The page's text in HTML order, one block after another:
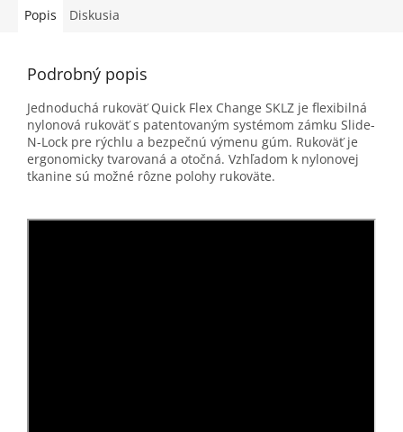
Popis Diskusia
Podrobný popis
Jednoduchá rukoväť Quick Flex Change SKLZ je flexibilná
nylonová rukoväť s patentovaným systémom zámku Slide-
N-Lock pre rýchlu a bezpečnú výmenu gúm. Rukoväť je
ergonomicky tvarovaná a otočná. Vzhľadom k nylonovej
tkanine sú možné rôzne polohy rukoväte.